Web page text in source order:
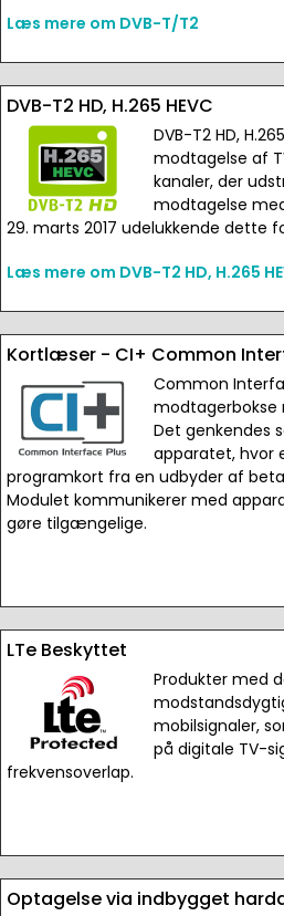
Læs mere om DVB-T/T2
DVB-T2 HD, H.265 HEVC
DVB-T2 HD,
modtagelse af
kanaler, der
modtagelse
29. marts 2017 udelukkende dette
Læs mere om DVB-T2 HD, H.265
Kortlæser - CI+ Common
Common
modtagerbokse
Det genkendes
apparatet, hvor
programkort fra en udbyder af
Modulet kommunikerer med
gøre tilgængelige.
LTe Beskyttet
Produkter med
mobilsignaler,
på digitale TV-
frekvensoverlap.
Optagelse via indbygget